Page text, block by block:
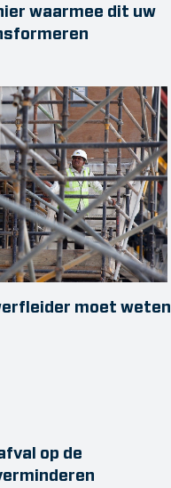
waarmee dit uw
moet weten
op de